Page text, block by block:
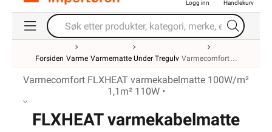
Logg inn Handlekurv
Forsiden Varme Varmematte Under Tregulv Varmecomfort
Varmecomfort FLXHEAT varmekabelmatte 100W/m²
1,1m² 110W •
FLXHEAT varmekabelmatte